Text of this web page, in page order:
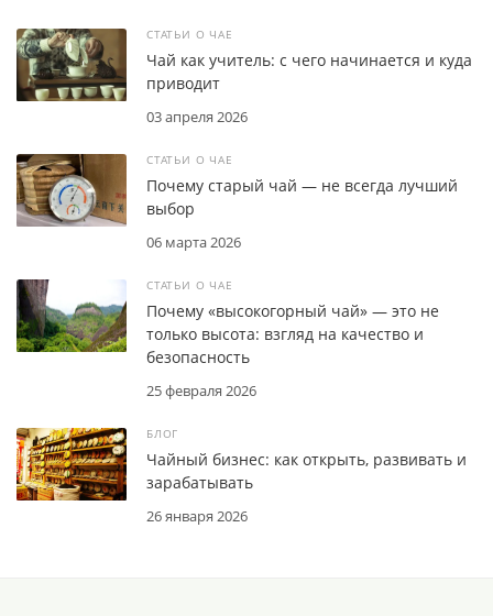
СТАТЬИ О ЧАЕ
03 апреля 2026
Чай как учитель: с чего начинается и куда
приводит
СТАТЬИ О ЧАЕ
06 марта 2026
Почему старый чай — не всегда лучший
выбор
СТАТЬИ О ЧАЕ
25 февраля 2026
Почему «высокогорный чай» — это не
только высота: взгляд на качество и
безопасность
БЛОГ
26 января 2026
Чайный бизнес: как открыть, развивать и
зарабатывать